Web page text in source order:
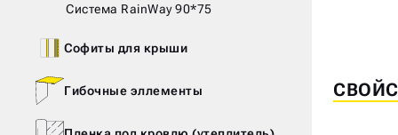
images
images
Система RainWay 90*75
Софиты для крыши
Гибочные эллементы